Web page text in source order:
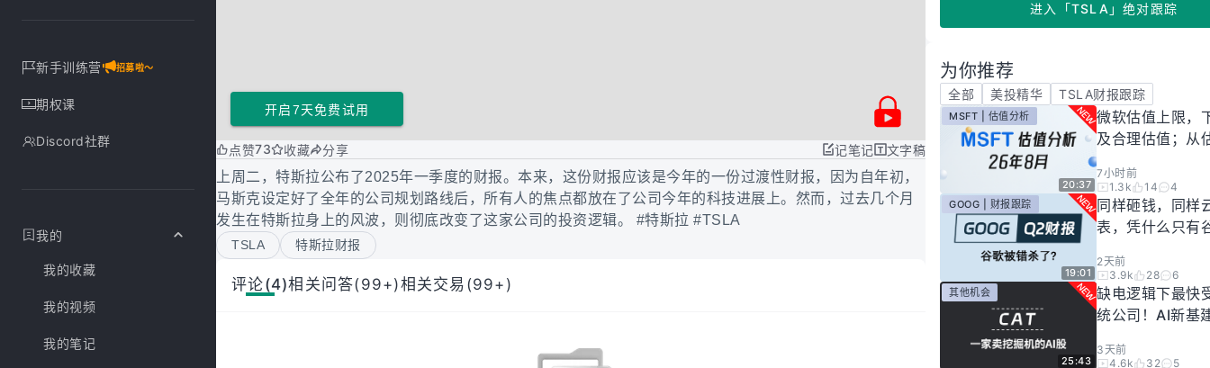
新手训练营 招募啦～
期权课
Discord社群
我的
我的收藏
我的视频
我的笔记
开启7天免费试用
点赞73 收藏 分享 记笔记
文字稿
上周二，特斯拉公布了2025年一季度的财报。本来，这份财报应该是今年的一份过渡性财报，因为自年初，
马斯克设定好了全年的公司规划路线后，所有人的焦点都放在了公司今年的科技进展上。然而，过去几个月
发生在特斯拉身上的风波，则彻底改变了这家公司的投资逻辑。 #特斯拉 #TSLA
TSLA 特斯拉财报
评论(4)相关问答(99+)相关交易(99+)
进入 「TSLA 」 绝对跟踪
为你推荐
全部 美投精华 TSLA财报跟踪
20:37
MSFT | 估值分析
微软估值上限，
及合理估值；从
年8月
7小时前
1.3k
14 4
19:01
GOOG | 财报跟踪
同样砸钱，同样
表，凭什么只有
你谷歌真正的投
有多高！
2天前
3.9k
28 6
25:43
其他机会
缺电逻辑下最快
统公司！AI新基
3天前
4.6k
32 5